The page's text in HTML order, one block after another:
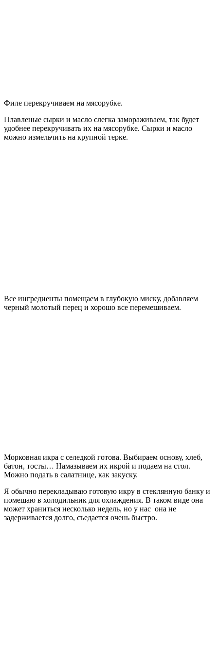
Филе перекручиваем на мясорубке.
Плавленые сырки и масло слегка замораживаем, так будет
удобнее перекручивать их на мясорубке. Сырки и масло
можно измельчить на крупной терке.
Все ингредиенты помещаем в глубокую миску, добавляем
черный молотый перец и хорошо все перемешиваем.
Морковная икра с селедкой готова. Выбираем основу, хлеб,
батон, тосты… Намазываем их икрой и подаем на стол.
Можно подать в салатнице, как закуску.
Я обычно перекладываю готовую икру в стеклянную банку и
помещаю в холодильник для охлаждения. В таком виде она
может храниться несколько недель, но у нас она не
задерживается долго, съедается очень быстро.